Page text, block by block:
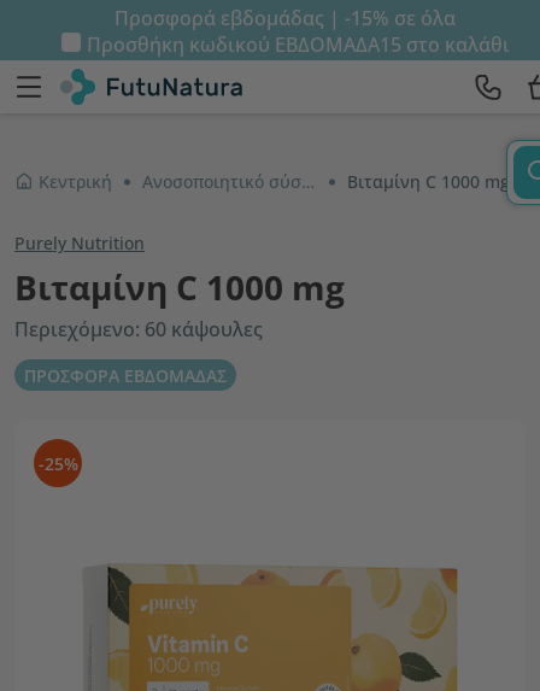
Προσφορά εβδομάδας | -15% σε όλα
Προσθήκη κωδικού ΕΒΔΟΜΑΔΑ15 στο καλάθι
Κεντρική Ανοσοποιητικό σύστημα και ενέργεια Βιταμίνη C 1000 mg
Purely Nutrition
Βιταμίνη C 1000 mg
Περιεχόμενο: 60 κάψουλες
ΠΡΟΣΦΟΡΑ ΕΒΔΟΜΑΔΑΣ
-25%